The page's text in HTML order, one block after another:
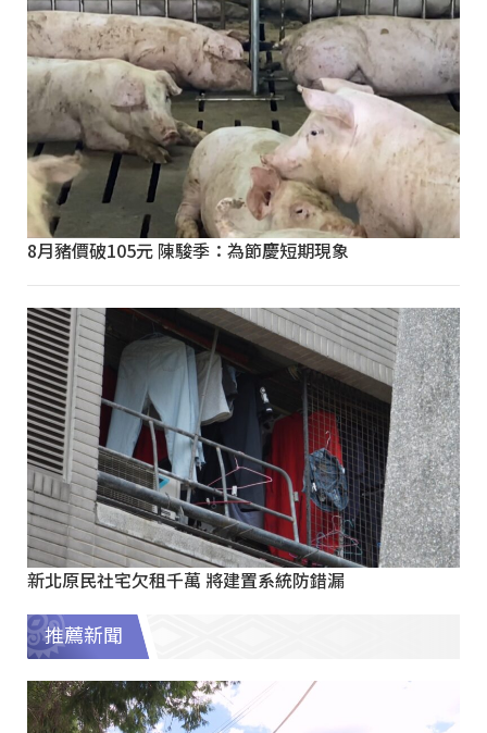
8月豬價破105元 陳駿季：為節慶短期現象
新北原民社宅欠租千萬 將建置系統防錯漏
推薦新聞